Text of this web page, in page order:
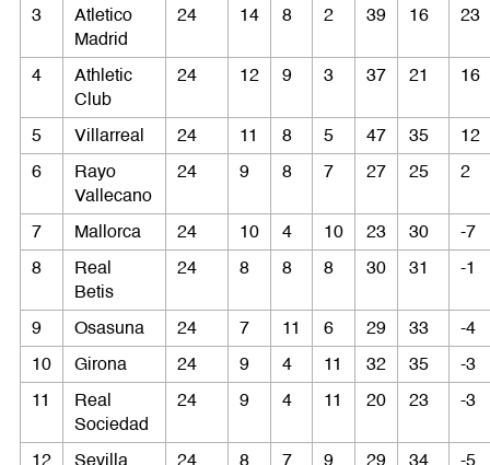
3
Atletico
Madrid
24 14 8 2 39 16 23
4
Athletic
Club
24 12 9 3 37 21 16
5 Villarreal 24 11 8 5 47 35
12
6
Rayo
Vallecano
24 9 8 7 27 25 2
7 Mallorca 24 10 4 10 23 30
-7
8
Real
Betis
24 8 8 8 30 31 -1
9 Osasuna 24 7 11 6 29 33
-4
10
Girona 24 9 4 11 32 35
-3
11
Real
Sociedad
24 9 4 11 20 23 -3